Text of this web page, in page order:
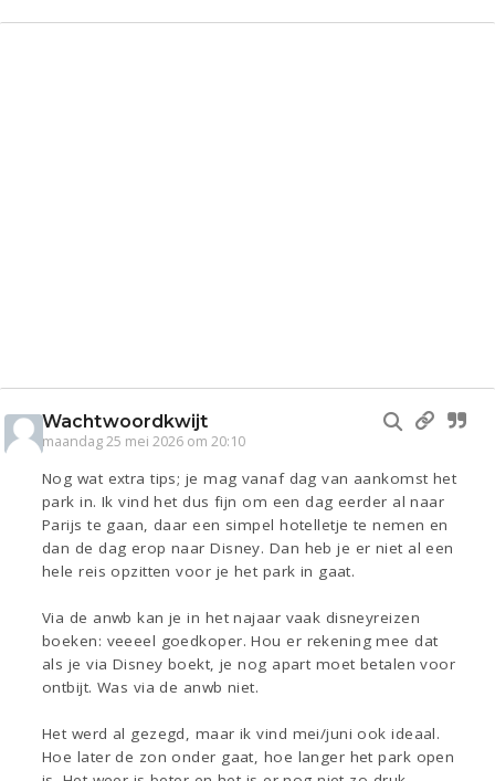
Wachtwoordkwijt
maandag 25 mei 2026 om 20:10
Nog wat extra tips; je mag vanaf dag van aankomst het
park in. Ik vind het dus fijn om een dag eerder al naar
Parijs te gaan, daar een simpel hotelletje te nemen en
dan de dag erop naar Disney. Dan heb je er niet al een
hele reis opzitten voor je het park in gaat.
Via de anwb kan je in het najaar vaak disneyreizen
boeken: veeeel goedkoper. Hou er rekening mee dat
als je via Disney boekt, je nog apart moet betalen voor
ontbijt. Was via de anwb niet.
Het werd al gezegd, maar ik vind mei/juni ook ideaal.
Hoe later de zon onder gaat, hoe langer het park open